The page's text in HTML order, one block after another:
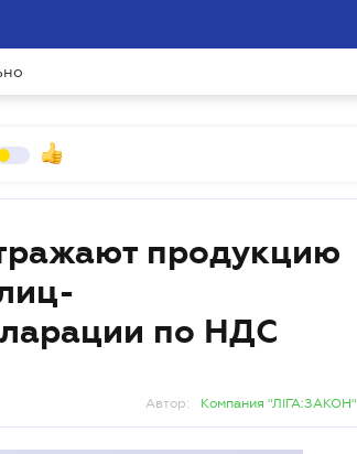
продукцию
по НДС
Автор: Компания "ЛІГА:ЗАКОН"